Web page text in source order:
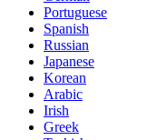
Portuguese
Spanish
Russian
Japanese
Korean
Arabic
Irish
Greek